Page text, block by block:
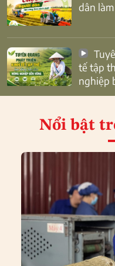
dân
tế tập
nghiệp
Nổi bật